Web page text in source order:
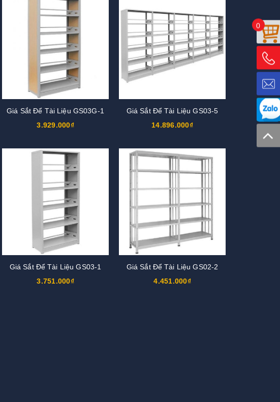
Giá Sắt Để Tài Liệu GS03G-1
3.929.000₫
Giá Sắt Để Tài Liệu GS03-5
14.896.000₫
Giá Sắt Để Tài Liệu GS03-1
3.751.000₫
Giá Sắt Để Tài Liệu GS02-2
4.451.000₫
0